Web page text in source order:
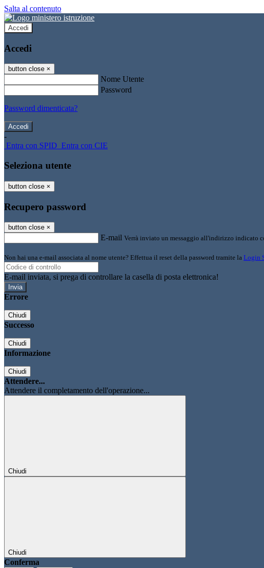
Salta al contenuto
Accedi
Accedi
button close ×
Nome Utente
Password
Password dimenticata?
-
Entra con SPID Entra con CIE
Seleziona utente
button close ×
Recupero password
button close ×
E-mail Verrà inviato un messaggio all'indirizzo indicato
Non hai una e-mail associata al nome utente? Effettua il reset della password tramite la Login
E-mail inviata, si prega di controllare la casella di posta elettronica!
Errore
Chiudi
Successo
Chiudi
Informazione
Chiudi
Attendere...
Attendere il completamento dell'operazione...
Chiudi
Chiudi
Conferma